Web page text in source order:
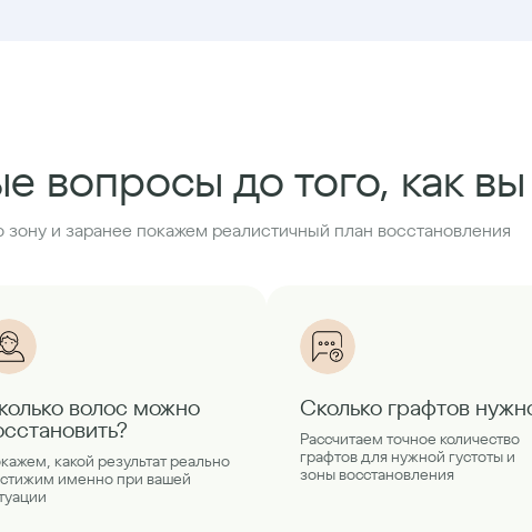
вопросы до того, как
и заранее покажем реалистичный план восстановления
волос можно
какой результат реально
именно при вашей
Сколько графтов
Рассчитаем точное количество
графтов для нужной густоты и
зоны восстановления